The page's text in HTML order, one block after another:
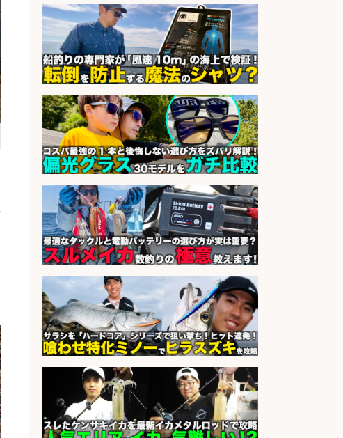
レジカウンター/夕方勤務で時給UP
お釣りの計算不要の簡単レジ1日2時
間
会社名 オーケー株式会社
sponsored by 求人ボックス
製造「組立・加工」/釣り具部品の
製造企業にてNC旋盤加工機の操作
日勤寮完備
会社名 フジアルテ株式会社
sponsored by 求人ボックス